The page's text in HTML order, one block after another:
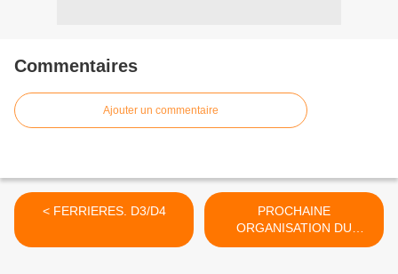
Commentaires
Ajouter un commentaire
< FERRIERES. D3/D4
PROCHAINE
ORGANISATION DU
CLUB.MARCHE/REPAS >